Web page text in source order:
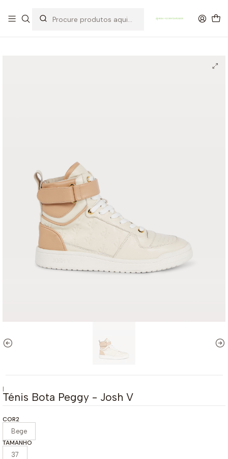
OFERTA DE PORTES DE ENVIO em compras para Portugal superiores a
80€ de artigos sem promoção
|
Ténis Bota Peggy - Josh V
COR2
Bege
TAMANHO
37